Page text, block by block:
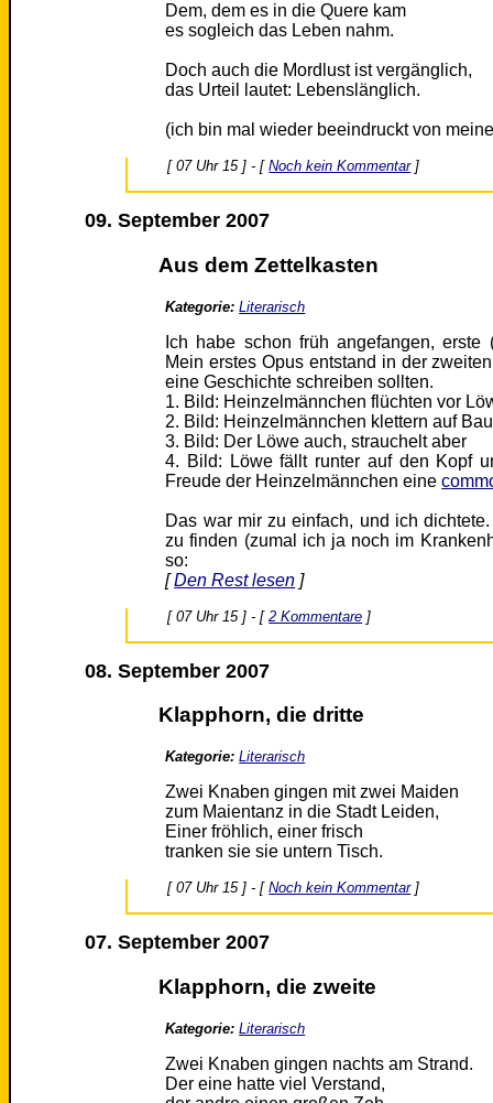
Dem, dem es in die Quere kam
es sogleich das Leben nahm.
Doch auch die Mordlust ist vergänglich,
das Urteil lautet: Lebenslänglich.
(ich bin mal wieder beeindruckt von
[ 07 Uhr 15 ] - [Noch kein Kommentar]
09. September 2007
Aus dem Zettelkasten
Kategorie: Literarisch
Ich habe schon früh angefangen,
Mein erstes Opus entstand in der
eine Geschichte schreiben sollten.
1. Bild: Heinzelmännchen flüchten vor
2. Bild: Heinzelmännchen klettern auf
3. Bild: Der Löwe auch, strauchelt aber
4. Bild: Löwe fällt runter auf den Kopf
Freude der Heinzelmännchen eine
Das war mir zu einfach, und ich
zu finden (zumal ich ja noch im
so:
[Den Rest lesen ]
[ 07 Uhr 15 ] - [2 Kommentare ]
08. September 2007
Klapphorn, die dritte
Kategorie: Literarisch
Zwei Knaben gingen mit zwei Maiden
zum Maientanz in die Stadt Leiden,
Einer fröhlich, einer frisch
tranken sie sie untern Tisch.
[ 07 Uhr 15 ] - [Noch kein Kommentar]
07. September 2007
Klapphorn, die zweite
Kategorie: Literarisch
Zwei Knaben gingen nachts am Strand.
Der eine hatte viel Verstand,